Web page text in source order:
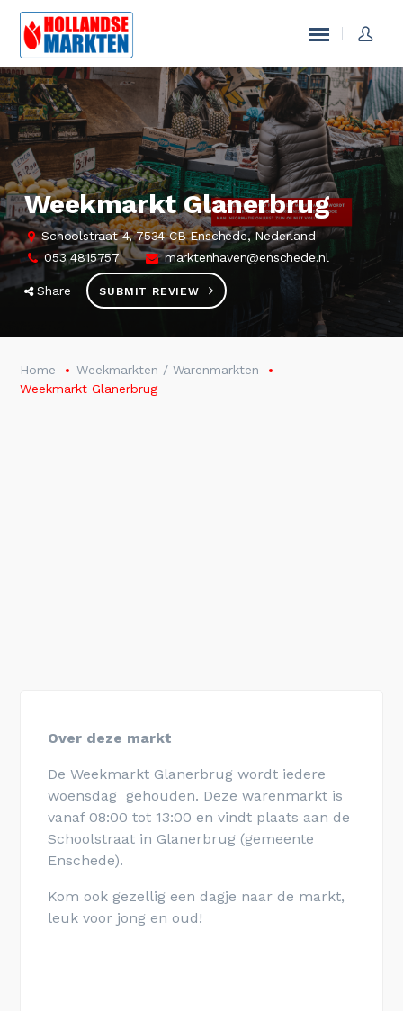
Weekmarkt Glanerbrug
Schoolstraat 4, 7534 CB Enschede, Nederland
053 4815757
marktenhaven@enschede.nl
Share SUBMIT REVIEW
Home
Weekmarkten / Warenmarkten
Weekmarkt Glanerbrug
Over deze markt
De Weekmarkt Glanerbrug wordt iedere
woensdag gehouden. Deze warenmarkt is
vanaf 08:00 tot 13:00 en vindt plaats aan de
Schoolstraat in Glanerbrug (gemeente
Enschede).
Kom ook gezellig een dagje naar de markt,
leuk voor jong en oud!